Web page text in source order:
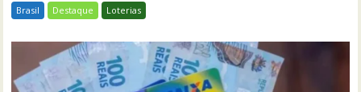
Brasil Destaque Loterias